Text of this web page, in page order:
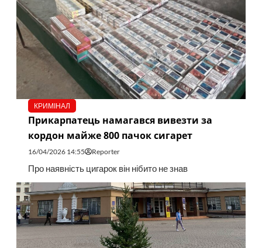
КРИМІНАЛ
Прикарпатець намагався вивезти за
кордон майже 800 пачок сигарет
16/04/2026 14:55 Reporter
Про наявність цигарок він нібито не знав